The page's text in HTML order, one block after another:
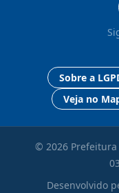
Sobre a
Veja no
© 2026 Prefeitura
Desenvolvido